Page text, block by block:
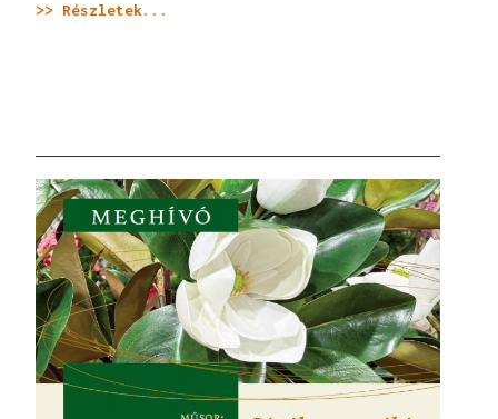
>> Részletek...